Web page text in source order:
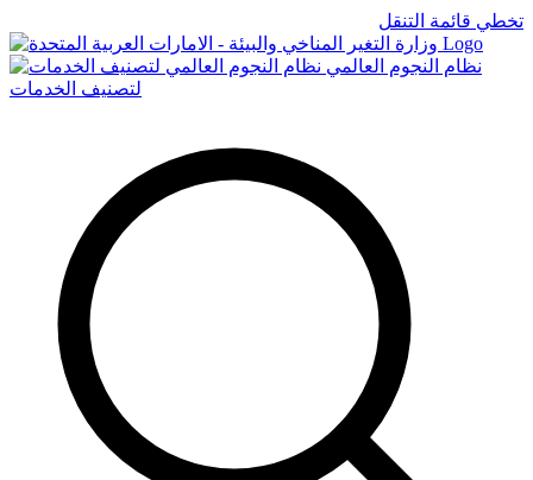
تخطي قائمة التنقل
Logo
نظام النجوم العالمي
لتصنيف الخدمات